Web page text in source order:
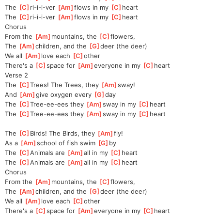
The [C ]ri-i-i-ver [Am ]
flows in my [C ]heart
The [C ]ri-i-i-ver [Am ]
flows in my [C ]heart
Chorus
From the [Am ]mountains, the [C ]
flowers,
The [Am ]
children, and the [G ]
deer (the deer)
We all [Am ]love each [C ]
other
There's a [C ]
space for [Am ]
everyone in my [C ]heart
Verse 2
The [C ]
Trees! The Trees, they [Am ]
sway!
And [Am ]
give oxygen every [G ]
day
The [C ]
Tree-ee-ees they [Am ]
sway in my [C ]heart
The [C ]
Tree-ee-ees they [Am ]
sway in my [C ]heart
The [C ]Birds! The Birds, they [Am ]
fly!
As a [Am ]
school of fish swim [G ]by
The [C ]
Animals are [Am ]
all in my [C ]heart
The [C ]
Animals are [Am ]
all in my [C ]heart
Chorus
From the [Am ]mountains, the [C ]
flowers,
The [Am ]
children, and the [G ]
deer (the deer)
We all [Am ]love each [C ]
other
There's a [C ]
space for [Am ]
everyone in my [C ]heart